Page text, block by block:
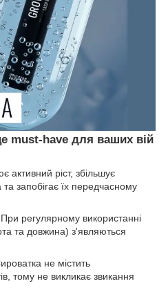
must-have для ваших вій
активний ріст, збільшує
запобігає їх передчасному
При регулярному використанні
та довжина) з'являються
не містить
тому не викликає звикання